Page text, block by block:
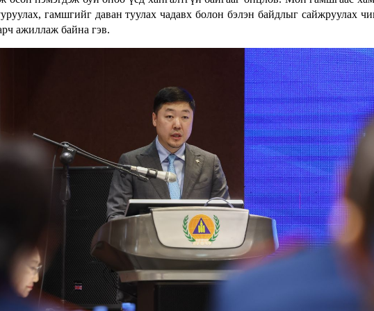
гамшгийг даван туулах чадавх болон бэлэн байдлыг сайжруулах
ажиллаж байна гэв.